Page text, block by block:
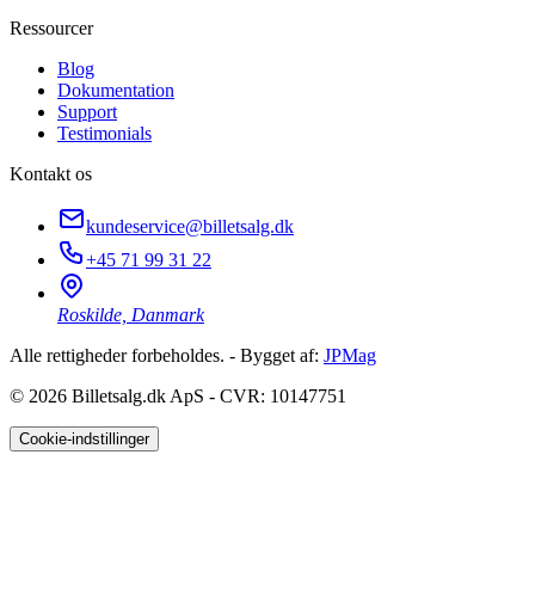
Ressourcer
Blog
Dokumentation
Support
Testimonials
Kontakt os
kundeservice@billetsalg.dk
+45 71 99 31 22
Roskilde, Danmark
Alle rettigheder forbeholdes. - Bygget af: JPMag
© 2026 Billetsalg.dk ApS - CVR: 10147751
Cookie-indstillinger